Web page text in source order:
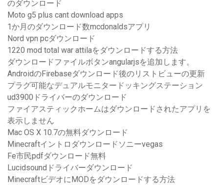
のダウンロード
Moto g5 plus cant download apps
1か月のダウンロード数mcdonaldsアプリ
Nord vpn pcダウンロード
1220 mod total war attilaをダウンロードする方法
ダウンロードファイルボタンangularjsを追加します。
AndroidのFirebaseダウンロード後のリストビューの更新
プラグ可能なデュアルモニタードッキングステーション
ud3900ドライバーのダウンロード
ファイアスティックホームはダウンロードされたアプリを
表示しません
Mac OS X 10.7の無料ダウンロード
Minecraftイントロダウンロードソニーvegas
Fe市民pdfダウンロード無料
Lucidsoundドライバーダウンロード
MinecraftビデオにMODをダウンロードする方法